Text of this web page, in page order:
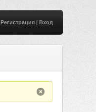
Регистрация| Вход